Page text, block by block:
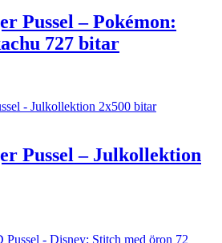
Pussel – Pokémon:
727 bitar
Pussel – Julkollektion